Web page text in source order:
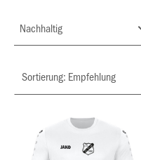
Nachhaltig